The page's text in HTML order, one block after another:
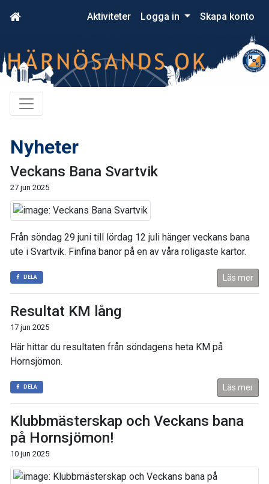
Aktiviteter Logga in Skapa konto
Nyheter
Veckans Bana Svartvik
27 jun 2025
Från söndag 29 juni till lördag 12 juli hänger veckans bana
ute i Svartvik. Finfina banor på en av våra roligaste kartor.
DELA Läs mer
Resultat KM lång
17 jun 2025
Här hittar du resultaten från söndagens heta KM på
Hornsjömon.
DELA Läs mer
Klubbmästerskap och Veckans bana
på Hornsjömon!
10 jun 2025